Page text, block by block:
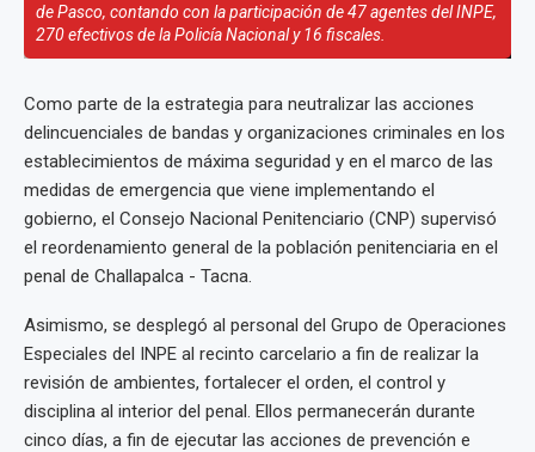
de Pasco, contando con la participación de 47 agentes del INPE,
270 efectivos de la Policía Nacional y 16 fiscales.
Como parte de la estrategia para neutralizar las acciones
delincuenciales de bandas y organizaciones criminales en los
establecimientos de máxima seguridad y en el marco de las
medidas de emergencia que viene implementando el
gobierno, el Consejo Nacional Penitenciario (CNP) supervisó
el reordenamiento general de la población penitenciaria en el
penal de Challapalca - Tacna.
Asimismo, se desplegó al personal del Grupo de Operaciones
Especiales del INPE al recinto carcelario a fin de realizar la
revisión de ambientes, fortalecer el orden, el control y
disciplina al interior del penal. Ellos permanecerán durante
cinco días, a fin de ejecutar las acciones de prevención e